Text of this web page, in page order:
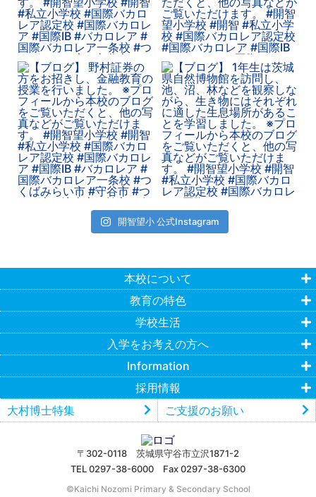
開智望小 公式Instagram
〒302-0118 茨城県守谷市立沢1871-2
TEL 0297-38-6000 Fax 0297-38-6300
本校について
教育の特色
学校生活
入学をお考えの方へ
Information
採用情報
大村博士特集
ご支援のお願い
©︎Kaichi Nozomi Primary & Secondary School